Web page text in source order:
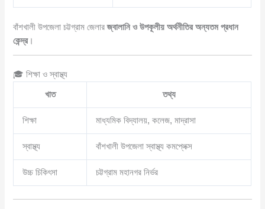
বাঁশখালী উপজেলা চট্টগ্রাম জেলারজ্বালানি ও উপকূলীয় অর্থনীতির অন্যতম প্রধান
কেন্দ্র।
🎓 শিক্ষা ও স্বাস্থ্য
খাত তথ্য
শিক্ষা মাধ্যমিক বিদ্যালয়, কলেজ, মাদ্রাসা
স্বাস্থ্য বাঁশখালী উপজেলা স্বাস্থ্য কমপ্লেক্স
উচ্চ চিকিৎসা চট্টগ্রাম মহানগর নির্ভর